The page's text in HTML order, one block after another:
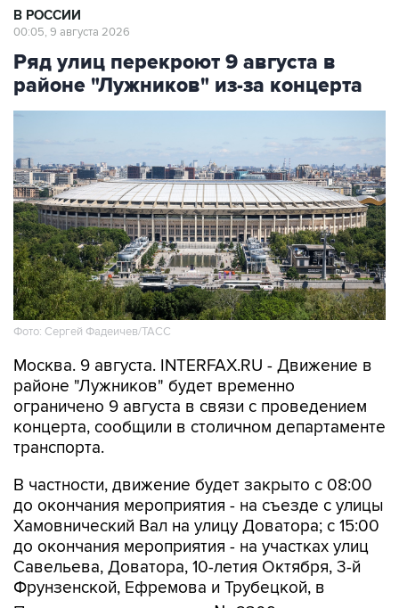
В РОССИИ
00:05, 9 августа 2026
Ряд улиц перекроют 9 августа в
районе "Лужников" из-за концерта
Фото: Сергей Фадеичев/ТАСС
Москва. 9 августа. INTERFAX.RU - Движение в
районе "Лужников" будет временно
ограничено 9 августа в связи с проведением
концерта, сообщили в столичном департаменте
транспорта.
В частности, движение будет закрыто с 08:00
до окончания мероприятия - на съезде с улицы
Хамовнический Вал на улицу Доватора; с 15:00
до окончания мероприятия - на участках улиц
Савельева, Доватора, 10-летия Октября, 3-й
Фрунзенской, Ефремова и Трубецкой, в